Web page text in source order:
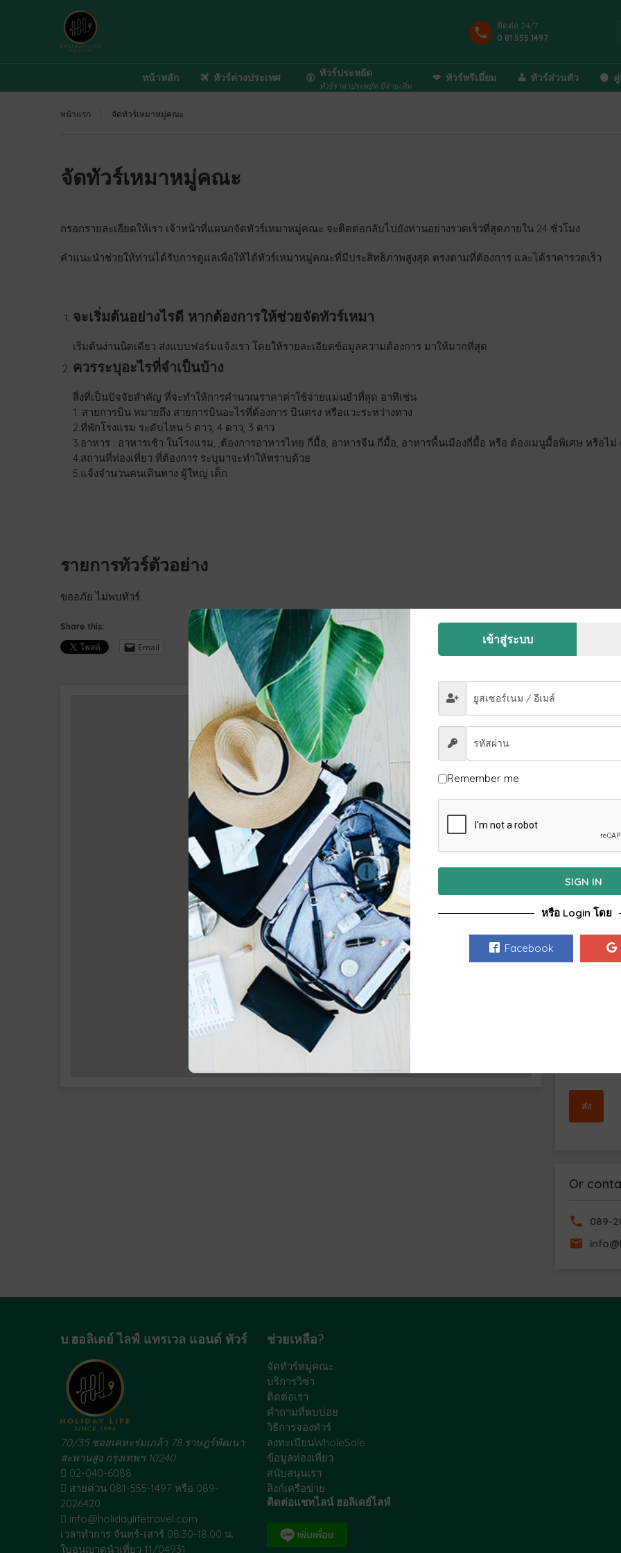
ติดต่อ 24/7
0 81 555 1497
หน้าหลัก ทัวร์ต่างประเทศ ทัวร์ประหยัด
ทัวร์ราคาประหยัด มีจ่ายเพิ่ม
ทัวร์พรีเมี่ยม ทัวร์ส่วนตัว
หน้าแรก จัดทัวร์เหมาหมู่คณะ
จัดทัวร์เหมาหมู่คณะ
กรอกรายละเอียดให้เรา เจ้าหน้าที่แผนกจัดทัวร์เหมาหมู่คณะ จะติดต่อกลับไปยังท่านอย่างรวดเร็วที่สุดภายใน 24 ชั่วโมง
คำแนะนำช่วยให้ท่านได้รับการดูแลเพื่อให้ได้ทัวร์เหมาหมู่คณะที่มีประสิทธิภาพสูงสุด ตรงตามที่ต้องการ และได้ราคารวดเร็ว
จะเริ่มต้นอย่างไรดี หากต้องการให้ช่วยจัดทัวร์เหมา
เริ่มต้นง่านนิดเดียว ส่งแบบฟอร์มแจ้งเรา โดยให้รายละเอียดข้อมูลความต้องการ มาให้มากที่สุด
ควรระบุอะไรที่จำเป็นบ้าง
สิ่งที่เป็นปัจจัยสำคัญ ที่จะทำให้การคำนวณราคาค่าใช้จ่ายแม่นยำที่สุด อาทิเช่น
1. สายการบิน หมายถึง สายการบินอะไรที่ต้องการ บินตรง หรือแวะระหว่างทาง
2.ที่พักโรงแรม ระดับไหน 5 ดาว, 4 ดาว, 3 ดาว
3.อาหาร : อาหารเช้า ในโรงแรม, ,ต้องการอาหารไทย กี่มื้อ, อาหารจีน กี่มื้อ, อาหารพื้นเมืองกี่มื้อ หรือ ต้องเมนูมื้อพิเศษ หรือไม่
4.สถานที่ท่องเที่ยว ที่ต้องการ ระบุมาจะทำให้ทราบด้วย
5.แจ้งจำนวนคนเดินทาง ผู้ใหญ่ เด็ก
รายการทัวร์ตัวอย่าง
ขออภัย ไม่พบทัวร์.
Share this:
Email
บริษัท ฮอลิเดย์ ไลฟ์ แทรเวล
แอนด์ ทัวร์ จำกัด
70/35 ซ.เคหะร่มเกล้า 78
ถ.ราษฎร์พัฒนา แขวง
ราษฎร์พัฒนา เขตสะพานสูง,
กรุงเทพฯ, ไทย
อีเมล์ของ
Or
089-
บ.ฮอลิเดย์ ไลฟ์ แทรเวล แอนด์ ทัวร์
70/35 ซอยเคหะร่มเกล้า 78 ราษฎร์พัฒนา
สะพานสูง กรุงเทพฯ 10240
02-040-6088
สายด่วน 081-555-1497 หรือ 089-
2026420
info@holidaylifetravel.com
เวลาทำการ จันทร์-เสาร์ 08.30-18.00 น.
ใบอนุญาตนำเที่ยว 11/04931
ช่วยเหลือ?
จัดทัวร์หมู่คณะ
บริการวิซ่า
ติดต่อเรา
คำถามที่พบบ่อย
วิธีการจองทัวร์
ลงทะเบียนWholeSale
ข้อมูลท่องเที่ยว
สนับสนุนเรา
ลิงก์เครือข่าย
ติดต่อแชทไลน์ ฮอลิเดย์ไลฟ์
เข้าสู่ระบบ
Remember me
SIGN IN
หรือ Login โดย
Facebook